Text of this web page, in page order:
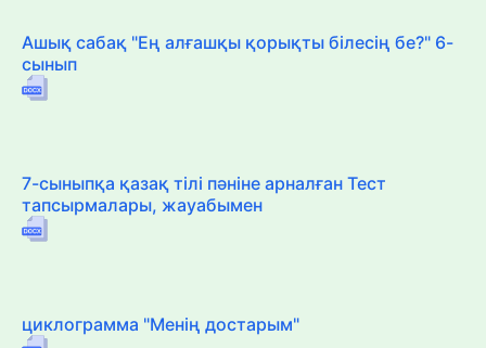
Ашық сабақ "Ең алғашқы қорықты білесің бе?" 6-
сынып
7-сыныпқа қазақ тілі пәніне арналған Тест
тапсырмалары, жауабымен
циклограмма "Менің достарым"